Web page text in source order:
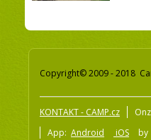
Copyright© 2009 - 2018
KONTAKT - CAMP.cz
App: Android iOS by